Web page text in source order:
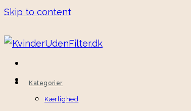
Skip to content
Kategorier
Kærlighed